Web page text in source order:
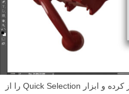
یکی از اشیای معلق را در فوتوشاپ باز کرده و ابزار Quick Selection را از